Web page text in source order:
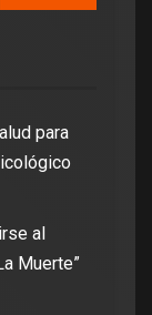
para
al
Muerte”